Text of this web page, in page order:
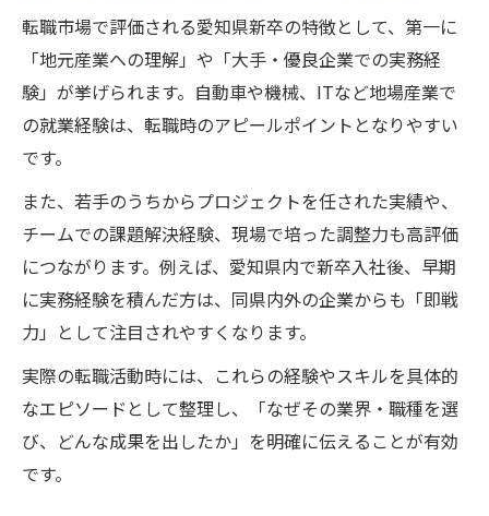
転職市場で評価される愛知県新卒の特徴として、第一に
「地元産業への理解」や「大手・優良企業での実務経
験」が挙げられます。自動車や機械、ITなど地場産業で
の就業経験は、転職時のアピールポイントとなりやすい
です。
また、若手のうちからプロジェクトを任された実績や、
チームでの課題解決経験、現場で培った調整力も高評価
につながります。例えば、愛知県内で新卒入社後、早期
に実務経験を積んだ方は、同県内外の企業からも「即戦
力」として注目されやすくなります。
実際の転職活動時には、これらの経験やスキルを具体的
なエピソードとして整理し、「なぜその業界・職種を選
び、どんな成果を出したか」を明確に伝えることが有効
です。